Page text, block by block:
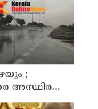
;
അസ്ഥിര